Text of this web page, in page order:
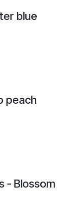
Zomersolden
blue
Zomersolden
peach
Zomersolden
- Blossom